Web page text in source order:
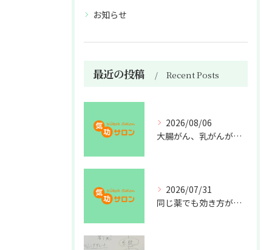
お知らせ
最近の投稿 Recent Posts
2026/08/06
大腸がん、乳がんが増えた理由
2026/07/31
同じ薬でも効き方が違う？